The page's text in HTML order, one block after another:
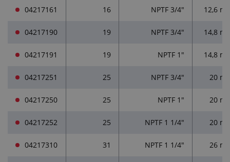
04217161 16 NPTF 3/4" 12,6
04217190 19 NPTF 3/4" 14,8
04217191 19 NPTF 1" 14,8
04217251 25 NPTF 3/4" 20
04217250 25 NPTF 1" 20
04217252 25 NPTF 1 1/4" 20
04217310 31 NPTF 1 1/4" 26